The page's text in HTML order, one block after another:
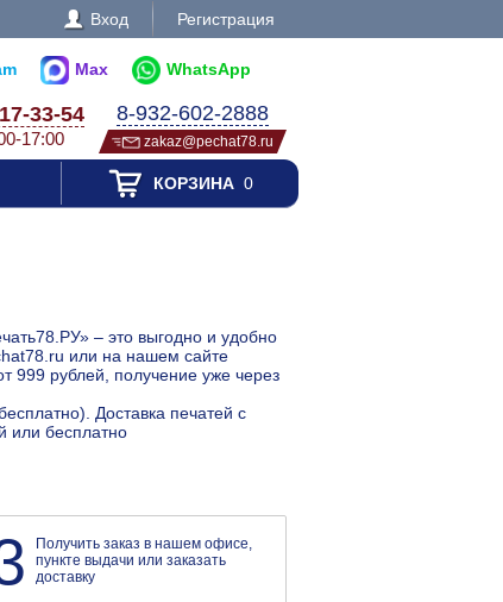
Вход Регистрация
Max WhatsApp
33-54
17:00
8-932-602-2888
zakaz@pechat78.ru
КОРЗИНА0
– это выгодно и удобно
или на нашем сайте
999 рублей, получение уже через
Доставка печатей с
или бесплатно
Получить заказ в нашем офисе,
пункте выдачи или заказать
доставку